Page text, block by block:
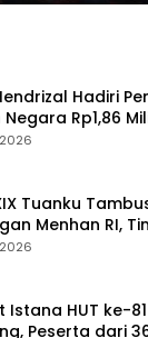
Hadiri
Rp1,86
Indra Arta
Tuanku
Menhan RI,
Bengkalis dan
Istana HUT ke-81
Peserta dari